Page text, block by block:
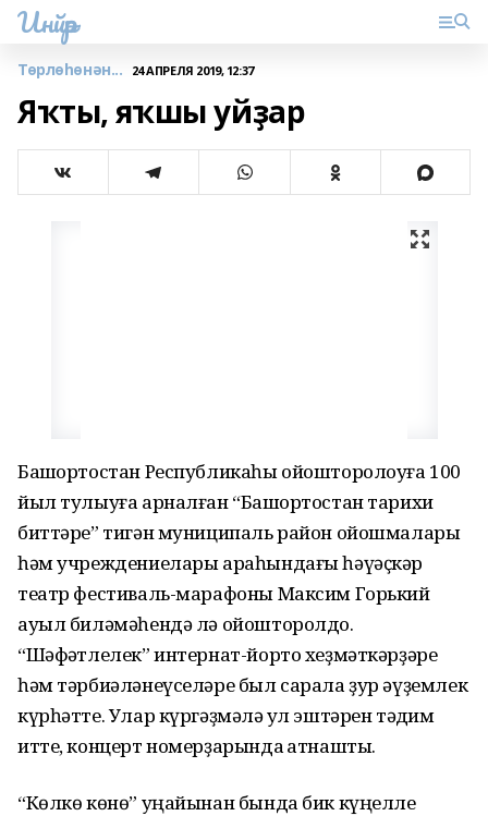
Инйәр
Төрлөһөнән... 24 АПРЕЛЯ 2019, 12:37
Яҡты, яҡшы уйҙар
Башҡортостан Республикаһы ойошторолоуға 100
йыл тулыуға арналған “Башҡортостан тарихи
биттәре” тигән муниципаль район ойошмалары
һәм учреждениелары араһындағы һәүәҫкәр
театр фестиваль-марафоны Максим Горький
ауыл биләмәһендә лә ойошторолдо.
“Шәфҡәтлелек” интернат-йорто хеҙмәткәрҙәре
һәм тәрбиәләнеүселәре был сарала ҙур әүҙемлек
күрһәтте. Улар күргәҙмәлә ҡул эштәрен тәҡдим
итте, концерт номерҙарында ҡатнашты.
“Көлкө көнө” уңайынан бында бик күңелле